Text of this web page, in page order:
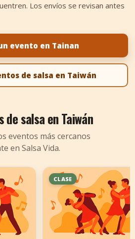
Los envíos se revisan antes
evento en Tainan
de salsa en Taiwán
salsa en Taiwán
eventos más cercanos
en Salsa Vida.
CLASE